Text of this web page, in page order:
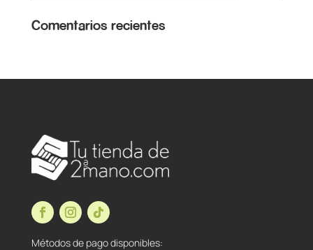
Comentarios recientes
Métodos de pago disponibles: